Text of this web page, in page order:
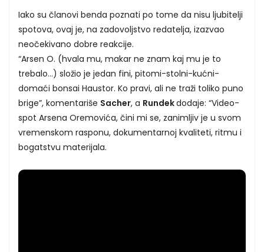
Iako su članovi benda poznati po tome da nisu ljubitelji
spotova, ovaj je, na zadovoljstvo redatelja, izazvao
neočekivano dobre reakcije.
“Arsen O. (hvala mu, makar ne znam kaj mu je to
trebalo…) složio je jedan fini, pitomi-stolni-kućni-
domaći bonsai Haustor. Ko pravi, ali ne traži toliko puno
brige”, komentariše Sacher, a Rundekdodaje: “Video-
spot Arsena Oremovića, čini mi se, zanimljiv je u svom
vremenskom rasponu, dokumentarnoj kvaliteti, ritmu i
bogatstvu materijala.